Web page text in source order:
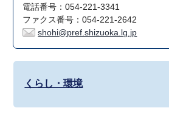
電話番号：054-221-3341
ファクス番号：054-221-2642
shohi@pref.shizuoka.lg.jp
くらし・環境